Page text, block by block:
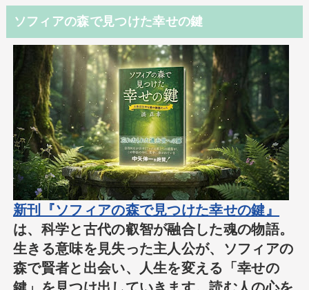
ソフィアの森で見つけた幸せの鍵
新刊『ソフィアの森で見つけた幸せの鍵』
は、科学と古代の叡智が融合した魂の物語。
生きる意味を見失った主人公が、ソフィアの
森で賢者と出会い、人生を変える「幸せの
鍵」を見つけ出していきます。読む人の心を